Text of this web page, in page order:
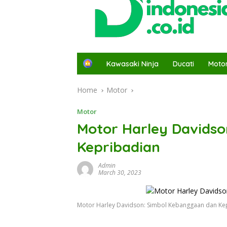
H
e
Kawasaki Ninja Ducati
Home Motor
Motor
Motor Harley
Kepribadian
Admin
March 30, 2023
Motor Harley Davidson: Simbol Kebanggaan dan